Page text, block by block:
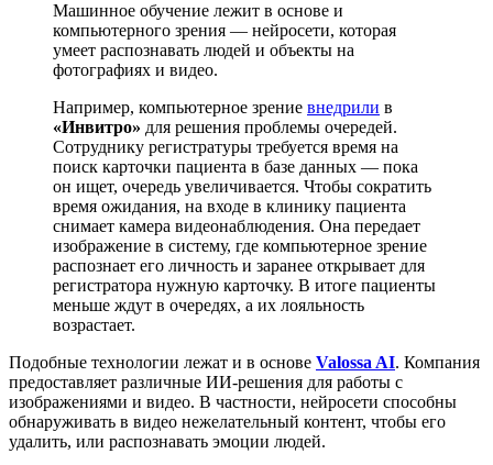
Машинное обучение лежит в основе и
компьютерного зрения — нейросети, которая
умеет распознавать людей и объекты на
фотографиях и видео.
Например, компьютерное зрение внедрили в
«Инвитро» для решения проблемы очередей.
Сотруднику регистратуры требуется время на
поиск карточки пациента в базе данных — пока
он ищет, очередь увеличивается. Чтобы сократить
время ожидания, на входе в клинику пациента
снимает камера видеонаблюдения. Она передает
изображение в систему, где компьютерное зрение
распознает его личность и заранее открывает для
регистратора нужную карточку. В итоге пациенты
меньше ждут в очередях, а их лояльность
возрастает.
Подобные технологии лежат и в основе Valossa AI. Компания
предоставляет различные ИИ-решения для работы с
изображениями и видео. В частности, нейросети способны
обнаруживать в видео нежелательный контент, чтобы его
удалить, или распознавать эмоции людей.